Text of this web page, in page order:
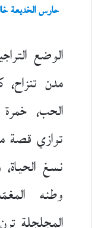
حارس الخديعة
الوضع
مدن
الحب،
توازي قصة
نسغ
وطنه